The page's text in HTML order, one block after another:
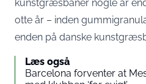
kunstgræsbaner nogle år
otte år – inden
enden på danske
Læs også
Barcelona forventer at